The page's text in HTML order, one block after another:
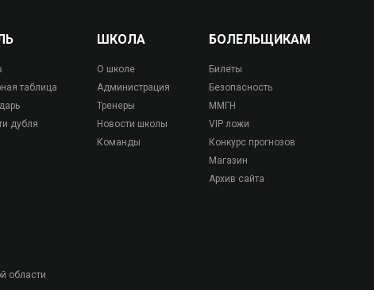
таблица
дубля
ШКОЛА
О школе
Администрация
Тренеры
Новости школы
Команды
БОЛЕЛЬЩИКАМ
Билеты
Безопасность
ММГН
VIP ложи
Конкурс прогнозов
Магазин
Архив сайта
области